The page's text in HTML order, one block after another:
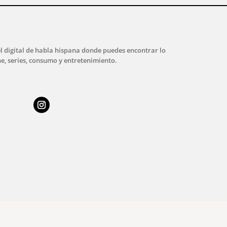
digital de habla hispana donde puedes encontrar lo
series, consumo y entretenimiento.